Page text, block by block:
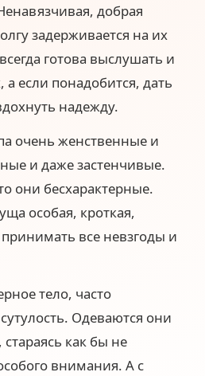
добрая
задерживается на их
готова выслушать и
а если понадобится, дать
надежду.
очень женственные и
и даже застенчивые.
они бесхарактерные.
особая, кроткая,
все невзгоды и
тело, часто
сутулость. Одеваются они
как бы не
внимания. А с